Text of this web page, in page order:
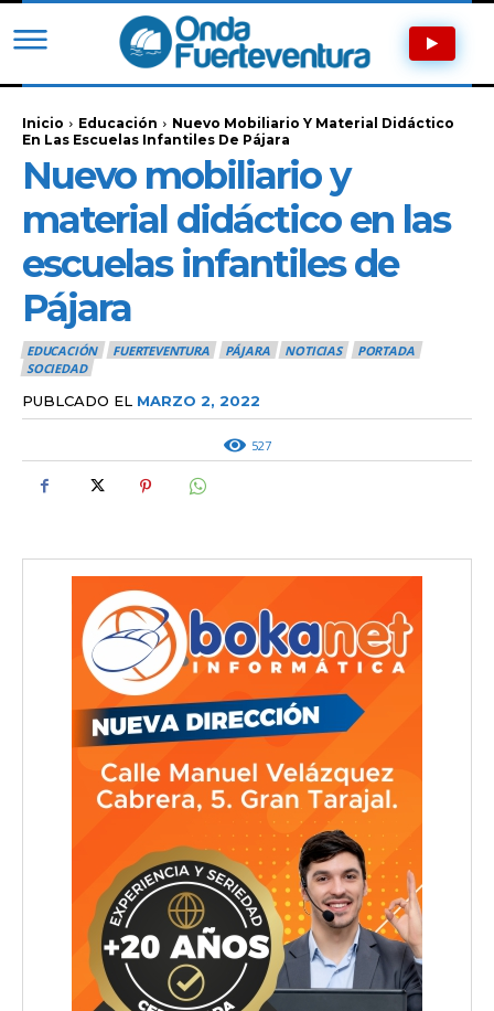
Inicio Educación
Nuevo Mobiliario Y Material Didáctico
En Las Escuelas Infantiles De Pájara
Nuevo mobiliario y
material didáctico en las
escuelas infantiles de
Pájara
EDUCACIÓN FUERTEVENTURA PÁJARA NOTICIAS
PORTADA
SOCIEDAD
PUBLCADO EL MARZO 2, 2022
527